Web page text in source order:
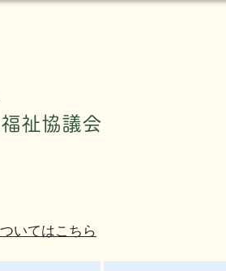
祉協議会
いてはこちら